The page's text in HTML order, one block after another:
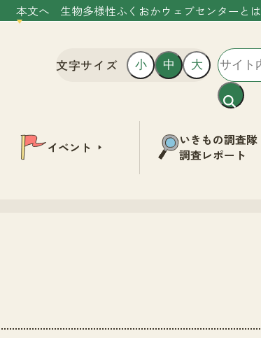
本文へ 生物多様性ふくおかウェブセンターとは
文字サイズ 小 中 大
イベント
いきもの調査隊
調査レポート